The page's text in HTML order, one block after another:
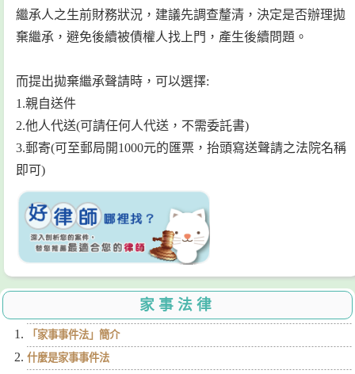
家事法律
「家事事件法」簡介
什麼是家事事件法
繼承人之生前財務狀況，建議先調查釐清，決定是否辦理拋
棄繼承，避免後續被債權人找上門，產生後續問題。
而提出拋棄繼承聲請時，可以選擇:
1.親自送件
2.他人代送(可請任何人代送，不需委託書)
3.郵寄(可至郵局開1000元的匯票，抬頭寫送聲請之法院名稱
即可)